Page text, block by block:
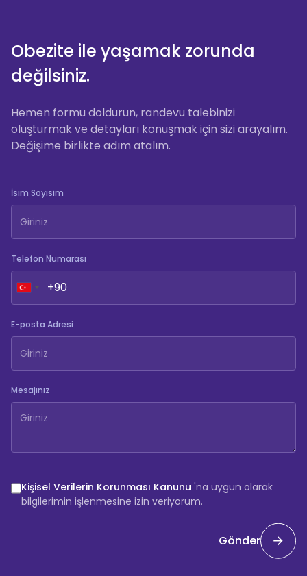
Obezite ile yaşamak zorunda
değilsiniz.
Hemen formu doldurun, randevu talebinizi
oluşturmak ve detayları konuşmak için sizi arayalım.
Değişime birlikte adım atalım.
İsim Soyisim
Telefon Numarası
E-posta Adresi
Mesajınız
Kişisel Verilerin Korunması Kanunu 'na uygun olarak
bilgilerimin işlenmesine izin veriyorum.
Gönder